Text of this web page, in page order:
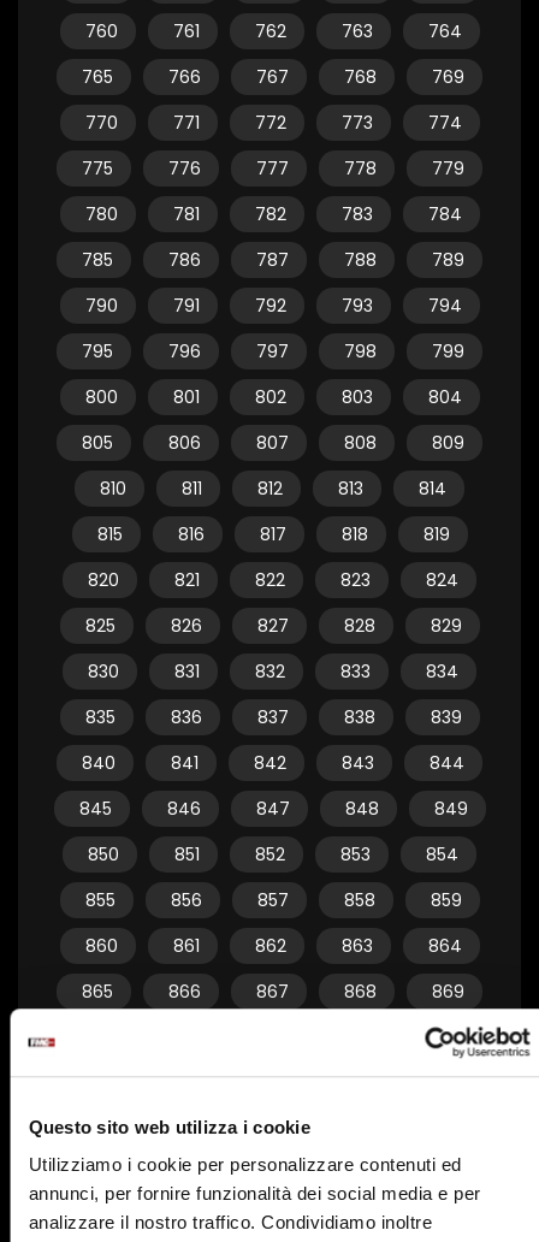
Questo sito web utilizza i cookie
Utilizziamo i cookie per personalizzare contenuti ed
annunci, per fornire funzionalità dei social media e per
analizzare il nostro traffico. Condividiamo inoltre
760
761 762 763
764
765
766 767 768
769
770
771 772 773
774
775
776 777 778
779
780
781 782 783
784
785
786 787 788
789
790
791 792 793
794
795
796 797 798
799
800
801 802 803
804
805
806 807 808
809
810
811 812 813
814
815
816 817 818
819
820
821 822 823
824
825
826 827 828
829
830
831 832 833
834
835
836 837 838
839
840
841 842 843
844
845
846 847 848
849
850
851 852 853
854
855
856 857 858
859
860
861 862 863
864
865
866 867 868
869
874
875
876 877 878
879
880
881 882
885
886 887 888
889
890
891 892 893 894